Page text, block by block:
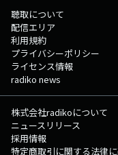
聴取について
配信エリア
利用規約
プライバシーポリシー
ライセンス情報
radiko news
株式会社radikoについて
ニュースリリース
採用情報
特定商取引に関する法律